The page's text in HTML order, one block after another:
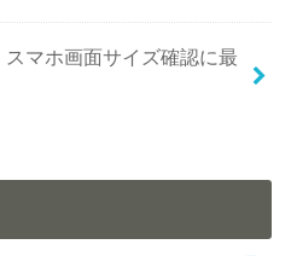
マホ画面サイズ確認に最